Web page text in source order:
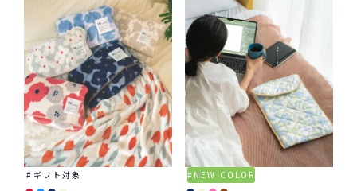
ギフト対象 NEW COLOR